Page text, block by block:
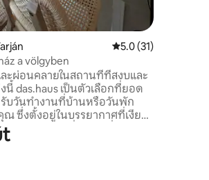
คะแนนเฉลี่ย 5.0 จาก
5.0 (31)
a völgyben
ะผ่อนคลายในสถานที่ที่สงบและ
นี้ das.haus เป็นตัวเลือกที่ยอด
รับวันทำงานที่บ้านหรือวันพัก
ซึ่งตั้งอยู่ในบรรยากาศที่เงียบ
งาม มันคุ้มค่าที่จะจองที่พัก
ยวันเพื่อให้คุณสามารถใช้โอกาส